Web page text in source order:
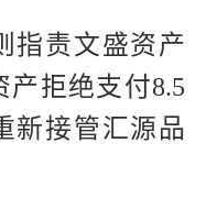
指责文盛资产
产拒绝支付8.5
新接管汇源品